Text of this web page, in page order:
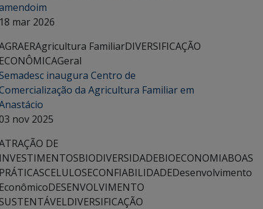
18 mar 2026
Agricultura FamiliarDIVERSIFICAÇÃO
ECONÔMICAGeral
inaugura Centro de
da Agricultura Familiar em
nov 2025
DE
INVESTIMENTOSBIODIVERSIDADEBIOECONOMIABOAS
PRÁTICASCELULOSECONFIABILIDADEDesenvolvimento
EconômicoDESENVOLVIMENTO
SUSTENTÁVELDIVERSIFICAÇÃO